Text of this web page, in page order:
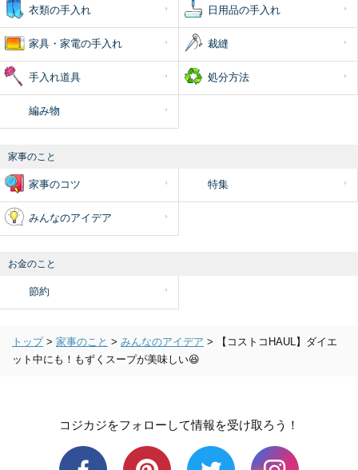
衣類の手入れ 日用品の手入れ
家具・家電の手入れ 裁縫
手入れ道具 処分方法
編み物
家事のこと
家事のコツ 特集
みんなのアイデア
お金のこと
節約
トップ > 家事のこと > みんなのアイデア >
【コストコHAUL】ダイエ
ット中にも！もずくスープが美味しい😆
コジカジをフォローして情報を受け取ろう！